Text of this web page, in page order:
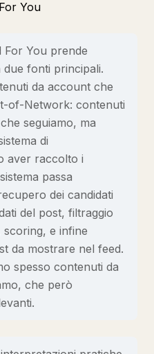
You
You prende
due fonti principali.
da account che
of-Network: contenuti
seguiamo, ma
di
aver raccolto i
passa
dei candidati
del post, filtraggio
e infine
da mostrare nel feed.
spesso contenuti da
che però